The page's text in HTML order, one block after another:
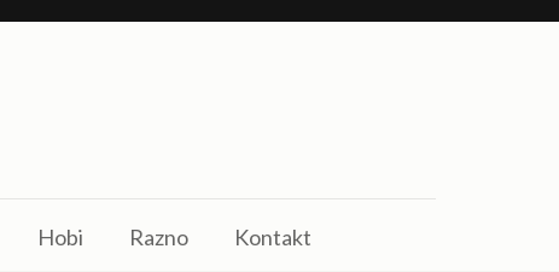
Hobi Razno Kontakt